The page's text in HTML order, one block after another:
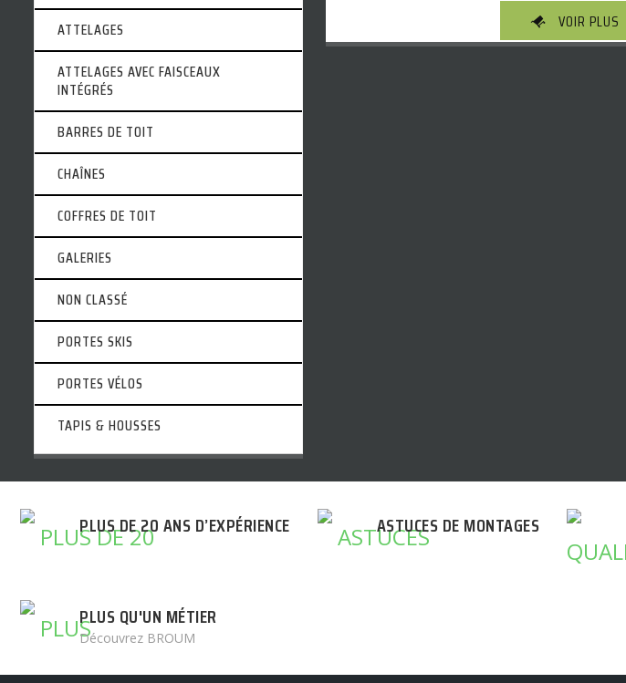
VOIR PLUS
ATTELAGES
ATTELAGES AVEC FAISCEAUX
INTÉGRÉS
BARRES DE TOIT
CHAÎNES
COFFRES DE TOIT
GALERIES
NON CLASSÉ
PORTES SKIS
PORTES VÉLOS
TAPIS & HOUSSES
PLUS DE 20 ANS D’EXPÉRIENCE ASTUCES DE MONTAGES
PLUS QU'UN MÉTIER
Découvrez BROUM